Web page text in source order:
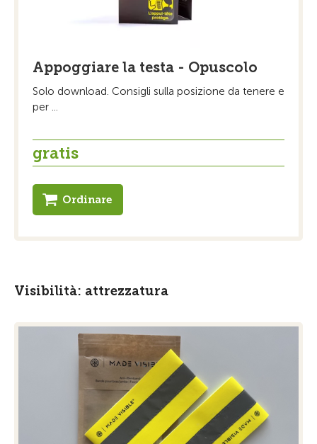
Appoggiare la testa - Opuscolo
Solo download. Consigli sulla posizione da tenere e
per ...
gratis
Ordinare
Visibilità: attrezzatura